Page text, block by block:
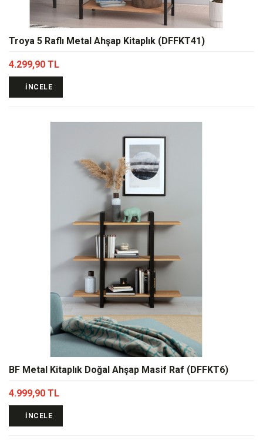
Troya 5 Raflı Metal Ahşap Kitaplık (DFFKT41)
4.299,90 TL
İNCELE
BF Metal Kitaplık Doğal Ahşap Masif Raf (DFFKT6)
4.999,90 TL
İNCELE